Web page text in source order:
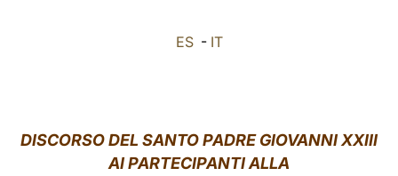
中文
ES- IT
DISCORSO DEL SANTO PADRE GIOVANNI XXIII
AI PARTECIPANTI ALLA